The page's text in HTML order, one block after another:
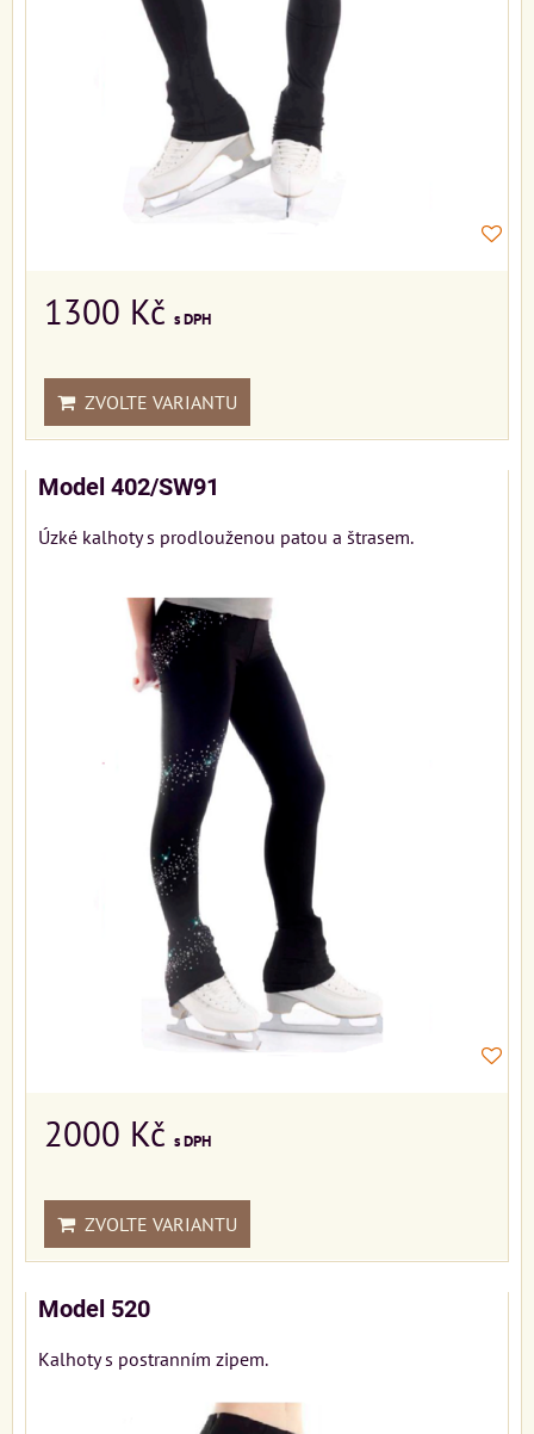
1300 Kč s DPH
ZVOLTE VARIANTU
Model 402/SW91
Úzké kalhoty s prodlouženou patou a štrasem.
2000 Kč s DPH
ZVOLTE VARIANTU
Model 520
Kalhoty s postranním zipem.